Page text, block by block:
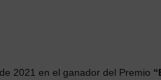
2021 en el ganador del Premio